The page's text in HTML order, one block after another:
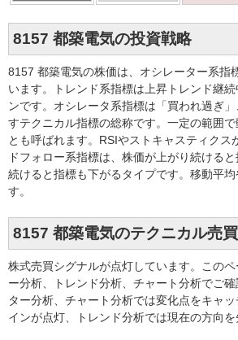
8157 都築電気の投資戦略
8157 都築電気の株価は、オシレーター系指
います。トレンド系指標は上昇トレンド継
ンです。オシレータ系指標は「買われ過ぎ
すテクニカル指標の総称です。一定の範囲
とも呼ばれます。RSIやストキャスティクス
ドフォロー系指標は、株価が上がり続ける
続けると指標も下がるタイプです。移動平
す。
8157 都築電気のテクニカル売
株式売買シグナルが点灯しています。この
ー分析、トレンド分析、チャート分析でご
ター分析、チャート分析では変化点をキャ
インが点灯、トレンド分析では現在の方向を